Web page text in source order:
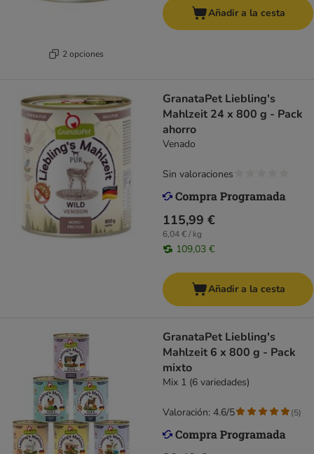
2 opciones
Añadir a la cesta
GranataPet Liebling's
Mahlzeit 24 x 800 g - Pack
ahorro
Venado
115,99 €
6,04 € / kg
109,03 €
Sin valoraciones
Añadir a la cesta
GranataPet Liebling's
Mahlzeit 6 x 800 g - Pack
mixto
Mix 1 (6 variedades)
Valoración: 4.6/5 (5)